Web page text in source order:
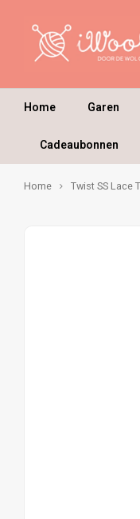
Home Garen
Cadeaubonnen
Home Twist SS Lace